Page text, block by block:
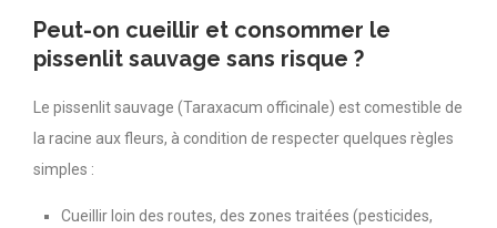
Peut-on cueillir et consommer le
pissenlit sauvage sans risque ?
Le pissenlit sauvage (Taraxacum officinale) est comestible de
la racine aux fleurs, à condition de respecter quelques règles
simples :
Cueillir loin des routes, des zones traitées (pesticides,